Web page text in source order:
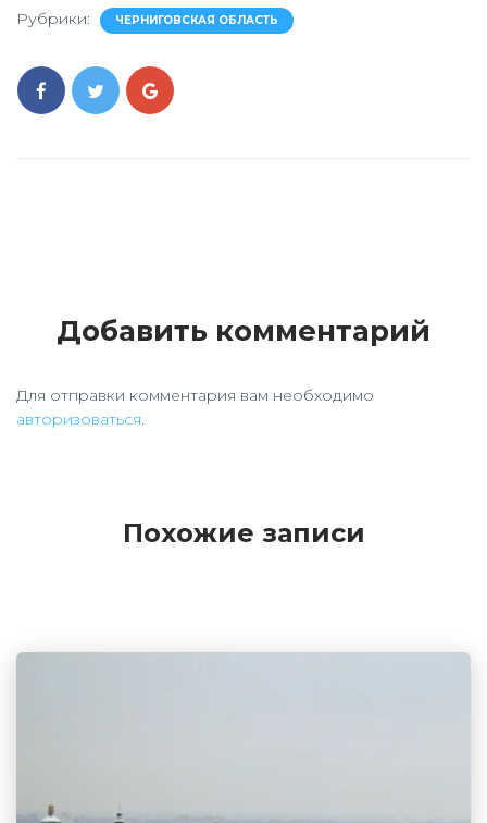
Рубрики: ЧЕРНИГОВСКАЯ ОБЛАСТЬ
Добавить комментарий
Для отправки комментария вам необходимо
авторизоваться.
Похожие записи